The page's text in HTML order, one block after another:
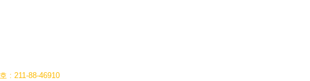
: 211-88-46910